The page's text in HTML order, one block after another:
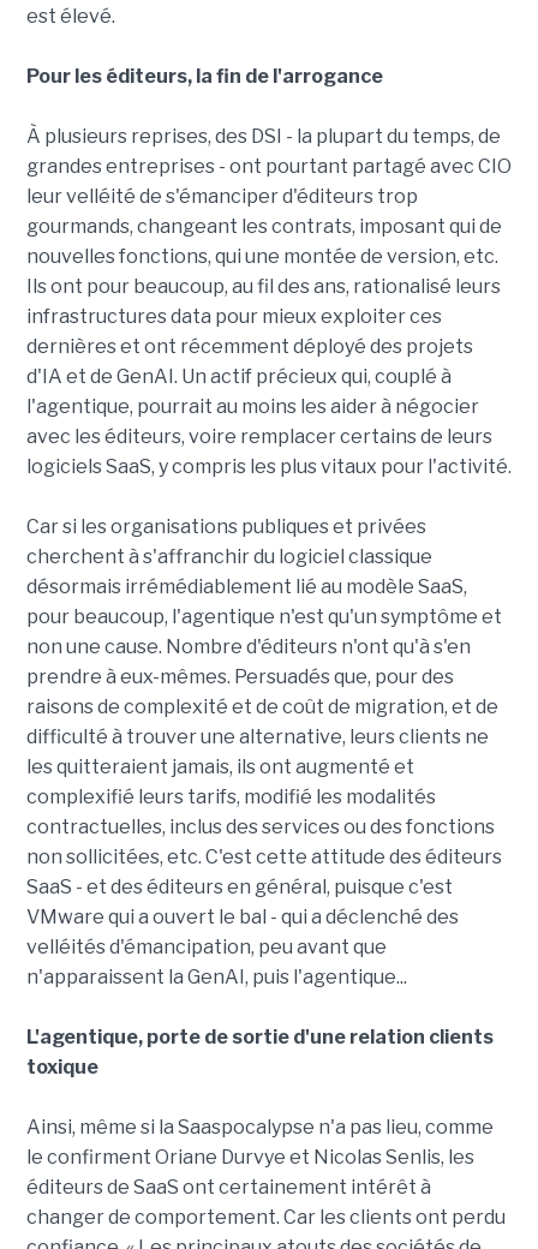
est élevé.
Pour les éditeurs, la fin de l'arrogance
À plusieurs reprises, des DSI - la plupart du temps, de
grandes entreprises - ont pourtant partagé avec CIO
leur velléité de s'émanciper d'éditeurs trop
gourmands, changeant les contrats, imposant qui de
nouvelles fonctions, qui une montée de version, etc.
Ils ont pour beaucoup, au fil des ans, rationalisé leurs
infrastructures data pour mieux exploiter ces
dernières et ont récemment déployé des projets
d'IA et de GenAI. Un actif précieux qui, couplé à
l'agentique, pourrait au moins les aider à négocier
avec les éditeurs, voire remplacer certains de leurs
logiciels SaaS, y compris les plus vitaux pour l'activité.
Car si les organisations publiques et privées
cherchent à s'affranchir du logiciel classique
désormais irrémédiablement lié au modèle SaaS,
pour beaucoup, l'agentique n'est qu'un symptôme et
non une cause. Nombre d'éditeurs n'ont qu'à s'en
prendre à eux-mêmes. Persuadés que, pour des
raisons de complexité et de coût de migration, et de
difficulté à trouver une alternative, leurs clients ne
les quitteraient jamais, ils ont augmenté et
complexifié leurs tarifs, modifié les modalités
contractuelles, inclus des services ou des fonctions
non sollicitées, etc. C'est cette attitude des éditeurs
SaaS - et des éditeurs en général, puisque c'est
VMware qui a ouvert le bal - qui a déclenché des
velléités d'émancipation, peu avant que
n'apparaissent la GenAI, puis l'agentique...
L'agentique, porte de sortie d'une relation clients
toxique
Ainsi, même si la Saaspocalypse n'a pas lieu, comme
le confirment Oriane Durvye et Nicolas Senlis, les
éditeurs de SaaS ont certainement intérêt à
changer de comportement. Car les clients ont perdu